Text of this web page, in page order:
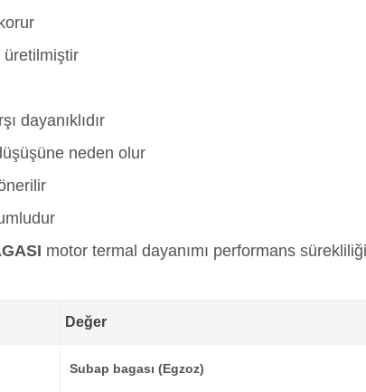
üretilmiştir
dayanıklıdır
neden olur
motor termal dayanımı performans
Değer
Subap bagası (Egzoz)